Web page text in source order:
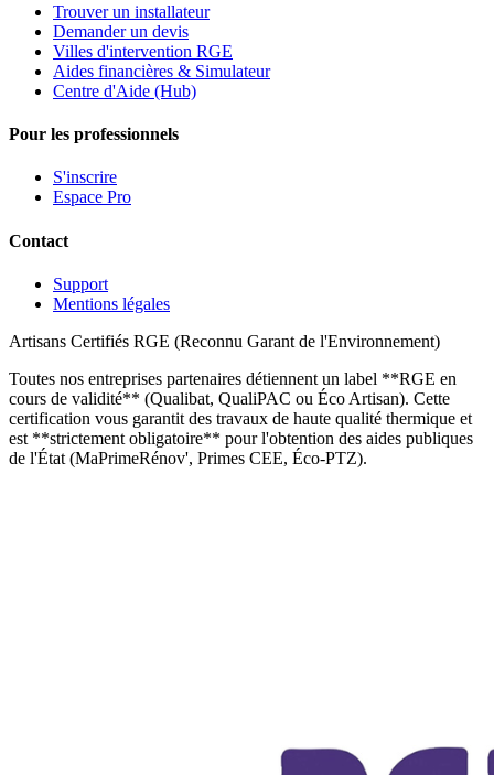
Trouver un installateur
Demander un devis
Villes d'intervention RGE
Aides financières & Simulateur
Centre d'Aide (Hub)
Pour les professionnels
S'inscrire
Espace Pro
Contact
Support
Mentions légales
Artisans Certifiés RGE (Reconnu Garant de l'Environnement)
Toutes nos entreprises partenaires détiennent un label **RGE en
cours de validité** (Qualibat, QualiPAC ou Éco Artisan). Cette
certification vous garantit des travaux de haute qualité thermique et
est **strictement obligatoire** pour l'obtention des aides publiques
de l'État (MaPrimeRénov', Primes CEE, Éco-PTZ).